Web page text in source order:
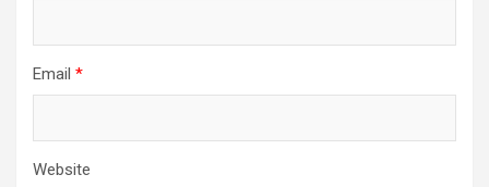
Email *
Website